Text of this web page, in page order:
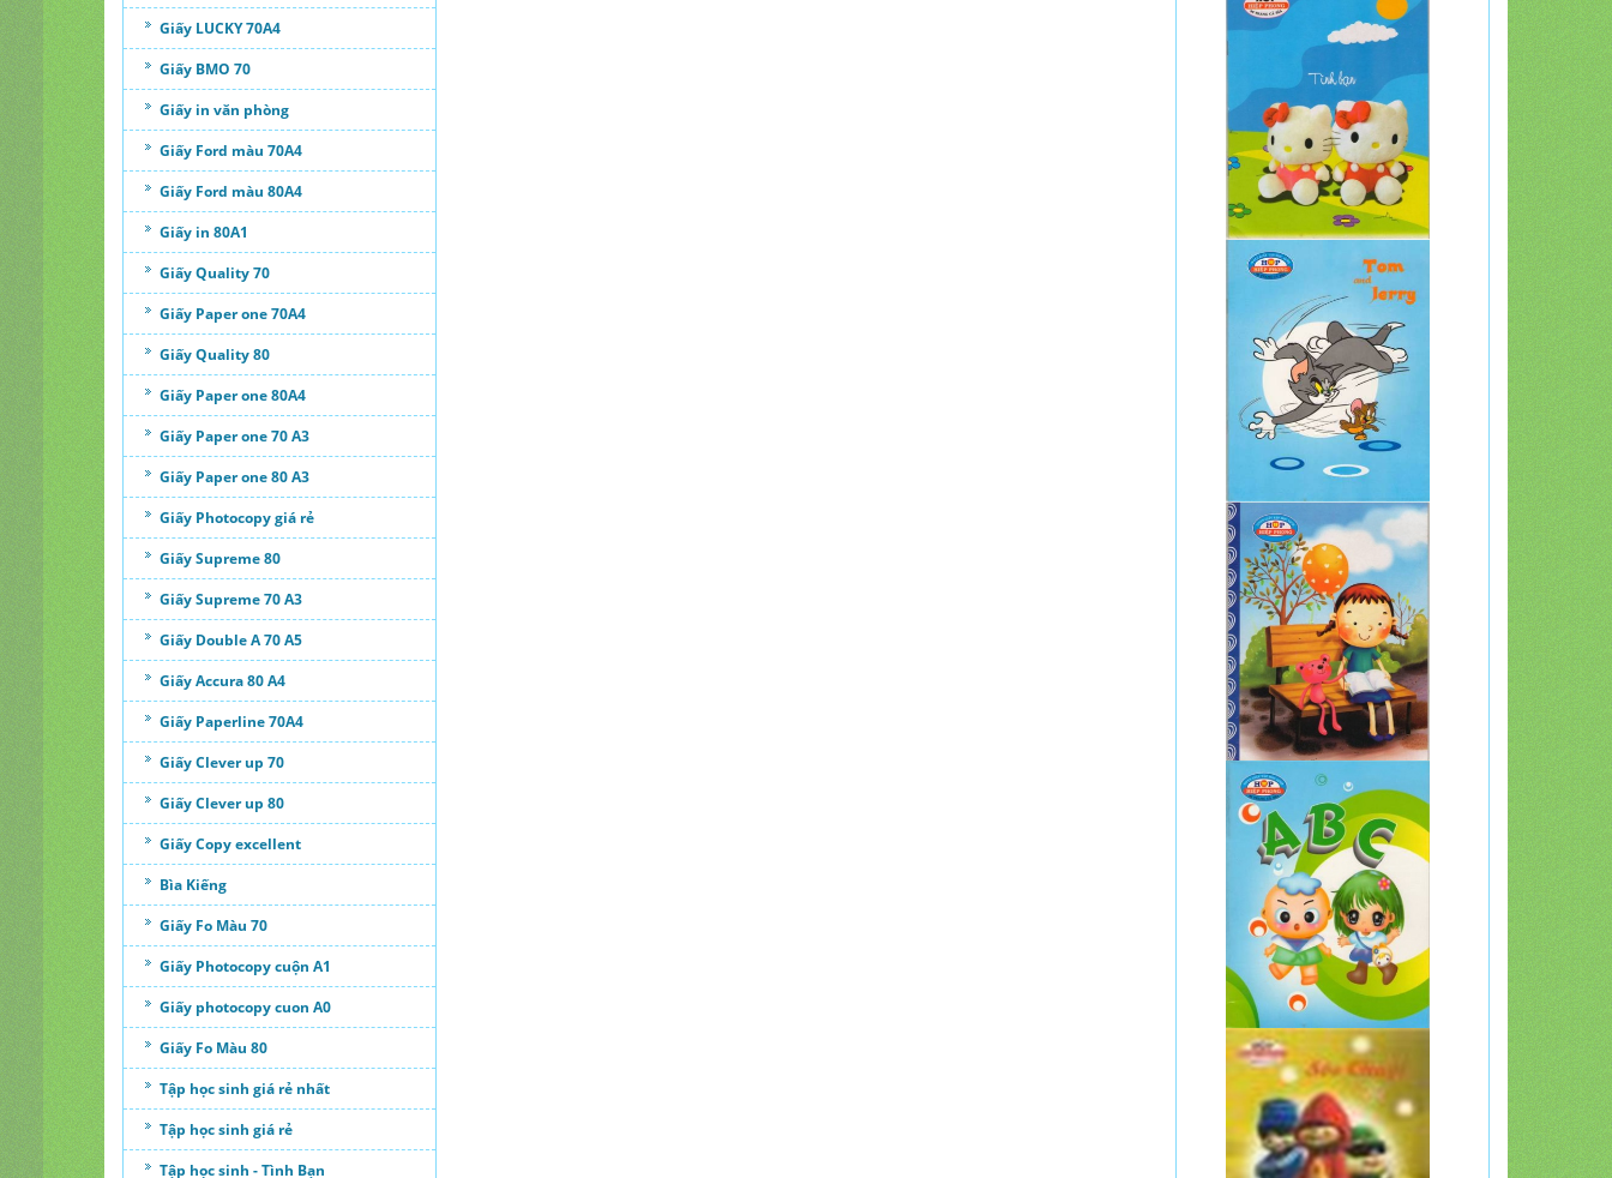
Giấy LUCKY 70A4
Giấy BMO 70
Giấy in văn phòng
Giấy Ford màu 70A4
Giấy Ford màu 80A4
Giấy in 80A1
Giấy Quality 70
Giấy Paper one 70A4
Giấy Quality 80
Giấy Paper one 80A4
Giấy Paper one 70 A3
Giấy Paper one 80 A3
Giấy Photocopy giá rẻ
Giấy Supreme 80
Giấy Supreme 70 A3
Giấy Double A 70 A5
Giấy Accura 80 A4
Giấy Paperline 70A4
Giấy Clever up 70
Giấy Clever up 80
Giấy Copy excellent
Bìa Kiếng
Giấy Fo Màu 70
Giấy Photocopy cuộn A1
Giấy photocopy cuon A0
Giấy Fo Màu 80
Tập học sinh giá rẻ nhất
Tập học sinh giá rẻ
Tập học sinh - Tình Bạn